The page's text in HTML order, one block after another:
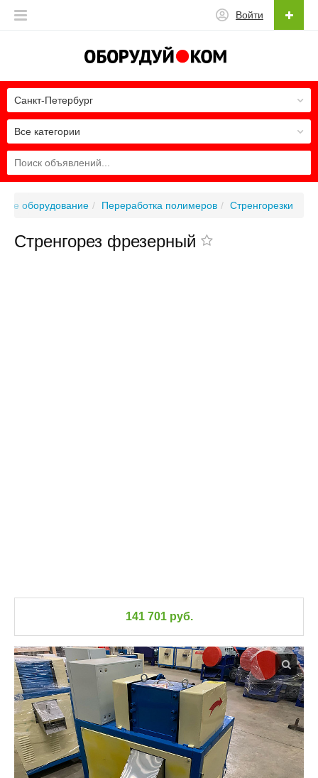
Войти
Все категории
Санкт-Петербург
оборудование Переработка полимеров Стренгорезки
Стренгорез фрезерный
141 701 руб.